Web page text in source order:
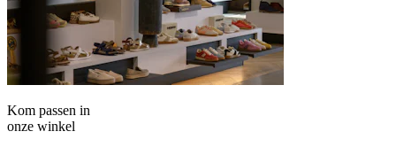
Kom passen in
onze winkel